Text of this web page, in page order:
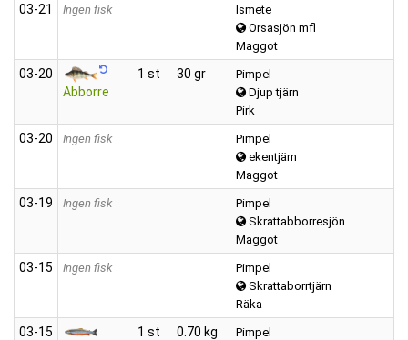
03‑21 Ingen fisk
Ismete
Orsasjön mfl
Maggot
03‑20
Abborre
1 st 30 gr
Pimpel
Djup tjärn
Pirk
03‑20 Ingen fisk
Pimpel
ekentjärn
Maggot
03‑19 Ingen fisk
Pimpel
Skrattabborresjön
Maggot
03‑15 Ingen fisk
Pimpel
Skrattaborrtjärn
Räka
03‑15
1 st 0.70 kg
Pimpel